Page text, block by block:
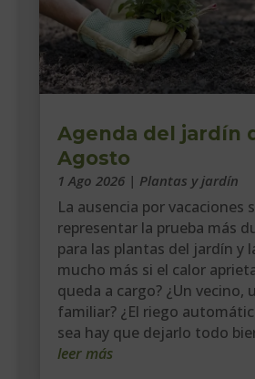
Agenda del jardín
Agosto
1 Ago 2026| Plantas y jardín
La ausencia por vacaciones
representar la prueba más
para las plantas del jardín y
mucho más si el calor
queda a cargo? ¿Un vecino,
familiar? ¿El riego
sea hay que dejarlo todo
leer más